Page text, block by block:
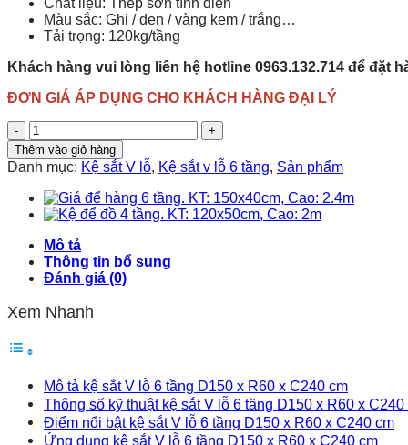
Màu sắc: Ghi / đen / vàng kem / trắng…
Tải trọng: 120kg/tầng
Khách hàng vui lòng liên hệ hotline 0963.132.714 để đặt
ĐƠN GIÁ ÁP DỤNG CHO KHÁCH HÀNG ĐẠI LÝ
Kệ
sắt
V
lỗ
6
tầng
D150
x
R60
x
cm
Thêm vào giỏ hàng
Danh mục: Kệ sắt V lỗ, Kệ sắt v lỗ 6 tầng, Sản phẩm
Mô tả
Thông tin bổ sung
Đánh giá (0)
Xem Nhanh
Mô tả kệ sắt V lỗ 6 tầng D150 x R60 x C240 cm
Thông số kỹ thuật kệ sắt V lỗ 6 tầng D150 x R60 x C240
Điểm nổi bật kệ sắt V lỗ 6 tầng D150 x R60 x C240 cm
Ứng dụng kệ sắt V lỗ 6 tầng D150 x R60 x C240 cm